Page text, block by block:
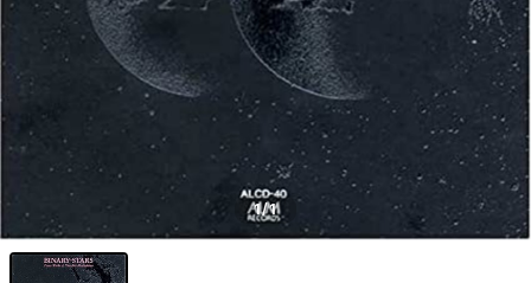
1/1